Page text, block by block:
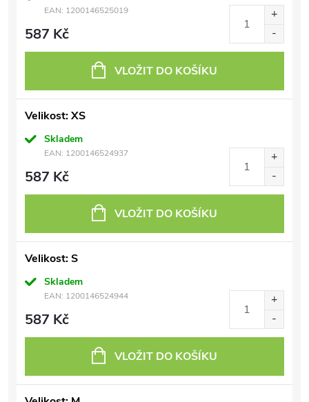
EAN: 1200146525019
587 Kč
VLOŽIT DO KOŠÍKU
Velikost: XS
Skladem
EAN: 1200146524937
587 Kč
VLOŽIT DO KOŠÍKU
Velikost: S
Skladem
EAN: 1200146524944
587 Kč
VLOŽIT DO KOŠÍKU